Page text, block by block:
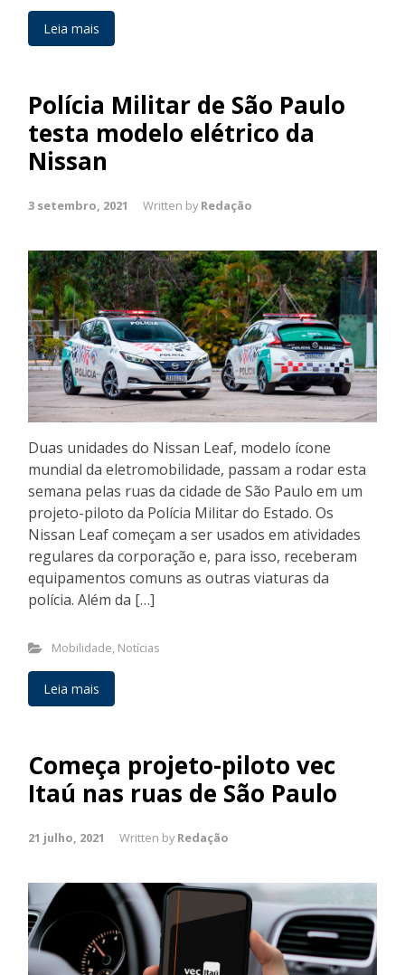
Leia mais
Polícia Militar de São Paulo
testa modelo elétrico da
Nissan
3 setembro, 2021 Written by Redação
Duas unidades do Nissan Leaf, modelo ícone
mundial da eletromobilidade, passam a rodar esta
semana pelas ruas da cidade de São Paulo em um
projeto-piloto da Polícia Militar do Estado. Os
Nissan Leaf começam a ser usados em atividades
regulares da corporação e, para isso, receberam
equipamentos comuns as outras viaturas da
polícia. Além da […]
Mobilidade Notícias
Leia mais
Começa projeto-piloto vec
Itaú nas ruas de São Paulo
21 julho, 2021 Written by Redação